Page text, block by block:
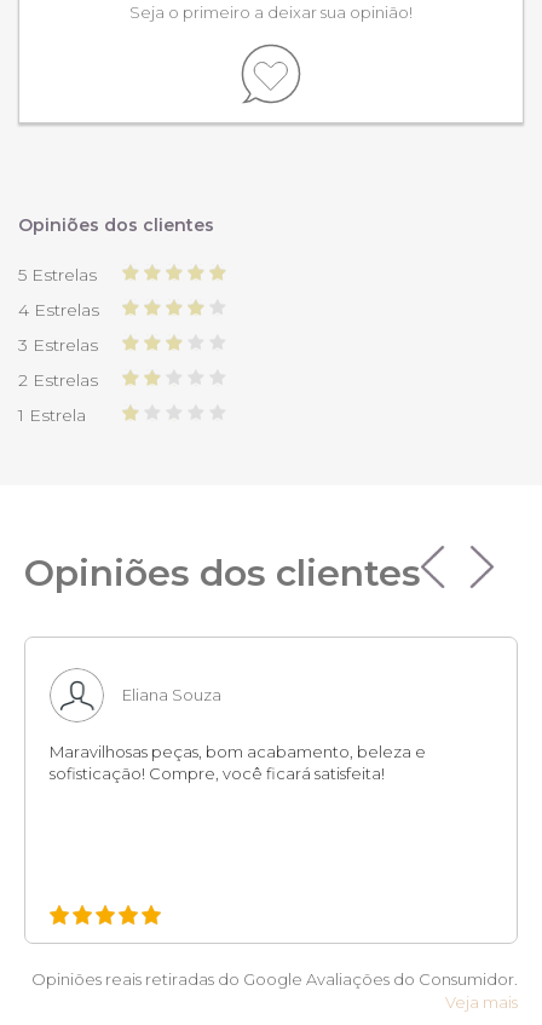
Seja o primeiro a deixar sua opinião!
Opiniões dos clientes
5 Estrelas
4 Estrelas
3 Estrelas
2 Estrelas
1 Estrela
Opiniões dos clientes
Eliana Souza
Maravilhosas peças, bom acabamento, beleza e
sofisticação! Compre, você ficará satisfeita!
Opiniões reais retiradas do Google Avaliações do Consumidor.
Veja mais